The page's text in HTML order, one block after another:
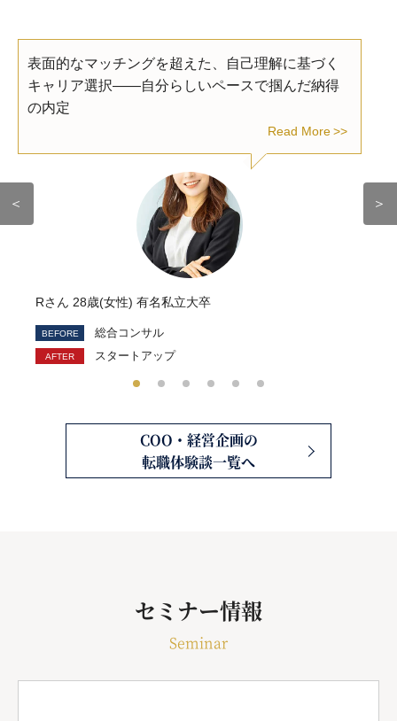
＜
表面的なマッチングを超えた、自己理解に基づく
キャリア選択――自分らしいペースで掴んだ納得
の内定
Read More
Rさん 28歳(女性) 有名私立大卒
総合コンサル
スタートアップ
＞
COO・経営企画の
転職体験談一覧へ
セミナー情報
Seminar